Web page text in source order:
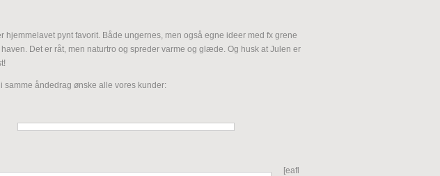
hjemmelavet pynt favorit. Både ungernes, men også egne ideer med fx grene
Det er råt, men naturtro og spreder varme og glæde. Og husk at Julen er
samme åndedrag ønske alle vores kunder:
[eafl